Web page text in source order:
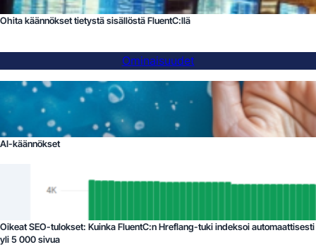
Ohita käännökset tietystä sisällöstä FluentC:llä
Ominaisuudet
AI-käännökset
Oikeat SEO-tulokset: Kuinka FluentC:n Hreflang-tuki indeksoi automaattisesti
yli 5 000 sivua